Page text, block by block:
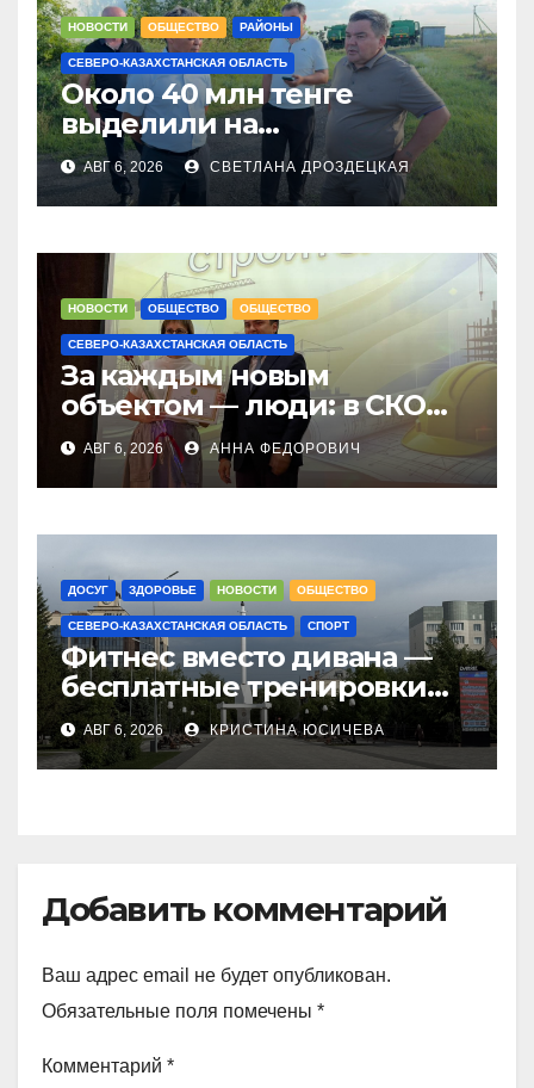
НОВОСТИ ОБЩЕСТВО РАЙОНЫ
СЕВЕРО-КАЗАХСТАНСКАЯ ОБЛАСТЬ
Около 40 млн тенге
выделили на
модернизацию котельных
в городе Тайынше
АВГ 6, 2026 СВЕТЛАНА ДРОЗДЕЦКАЯ
НОВОСТИ ОБЩЕСТВО ОБЩЕСТВО
СЕВЕРО-КАЗАХСТАНСКАЯ ОБЛАСТЬ
За каждым новым
объектом — люди: в СКО
чествовали строителей
АВГ 6, 2026 АННА ФЕДОРОВИЧ
ДОСУГ ЗДОРОВЬЕ НОВОСТИ ОБЩЕСТВО
СЕВЕРО-КАЗАХСТАНСКАЯ ОБЛАСТЬ СПОРТ
Фитнес вместо дивана —
бесплатные тренировки
запускают в
Петропавловске
АВГ 6, 2026 КРИСТИНА ЮСИЧЕВА
Добавить комментарий
Ваш адрес email не будет опубликован.
Обязательные поля помечены *
Комментарий *